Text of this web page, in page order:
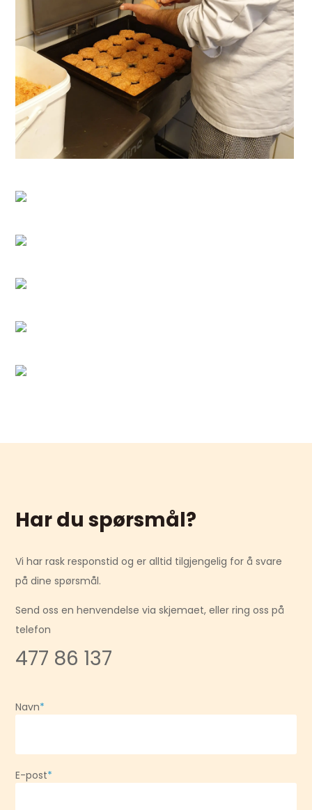
Har du spørsmål?
​Vi har rask responstid og er alltid ​tilgjengelig for å svare
på dine spørsmål.
Send oss en henvendelse via skjemaet, eller ring oss på
telefon
477 86 137
Navn*
E-post*